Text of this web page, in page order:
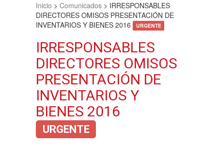
Inicio >Comunicados > IRRESPONSABLES
DIRECTORES OMISOS PRESENTACIÓN DE
INVENTARIOS Y BIENES 2016 URGENTE
IRRESPONSABLES
DIRECTORES OMISOS
PRESENTACIÓN DE
INVENTARIOS Y
BIENES 2016
URGENTE